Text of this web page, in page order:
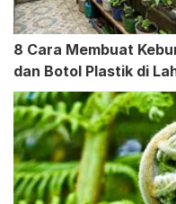
8 Cara Membuat
dan Botol Plastik di